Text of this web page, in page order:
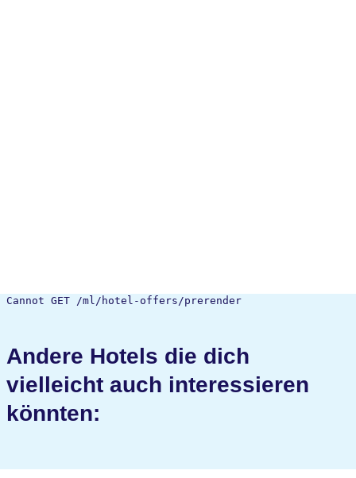
Cannot GET /ml/hotel-offers/prerender
Andere Hotels die dich
vielleicht auch interessieren
könnten: